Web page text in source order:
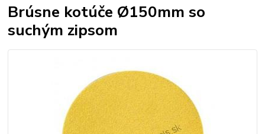
Brúsne kotúče Ø150mm so
suchým zipsom